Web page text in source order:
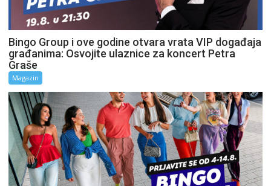
Bingo Group i ove godine otvara vrata VIP događaja
građanima: Osvojite ulaznice za koncert Petra
Graše
Magazin